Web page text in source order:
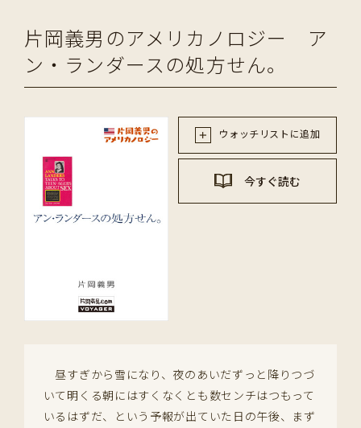
片岡義男のアメリカノロジー ア
ン・ランダースの処方せん。
ウォッチリストに追加
今すぐ読む
昼すぎから雪になり、夜のあいだずっと降りつづ
いて明くる朝にはすくなくとも数センチはつもって
いるはずだ、という予報が出ていた日の午後、まず